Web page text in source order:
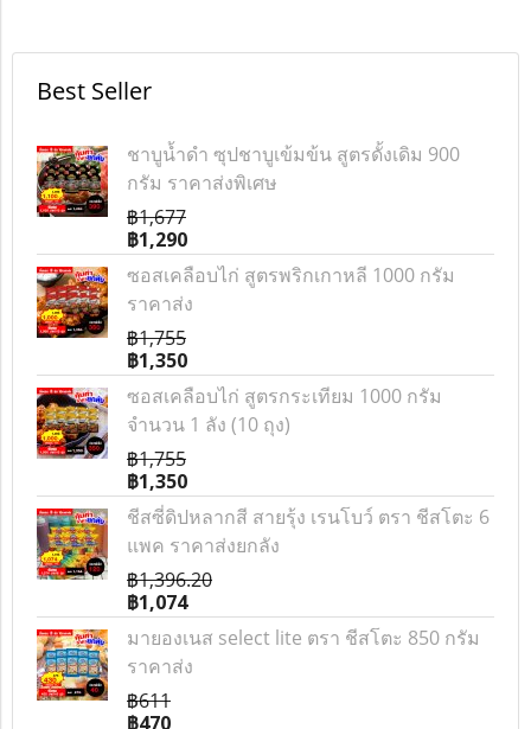
Best Seller
ชาบูน้ำดำ ซุปชาบูเข้มข้น สูตรดั้งเดิม 900
กรัม ราคาส่งพิเศษ
฿1,677
฿1,290
ซอสเคลือบไก่ สูตรพริกเกาหลี 1000 กรัม
ราคาส่ง
฿1,755
฿1,350
ซอสเคลือบไก่ สูตรกระเทียม 1000 กรัม
จำนวน 1 ลัง (10 ถุง)
฿1,755
฿1,350
ชีสซี่ดิปหลากสี สายรุ้ง เรนโบว์ ตรา ชีสโตะ 6
แพค ราคาส่งยกลัง
฿1,396.20
฿1,074
มายองเนส select lite ตรา ชีสโตะ 850 กรัม
ราคาส่ง
฿611
฿470